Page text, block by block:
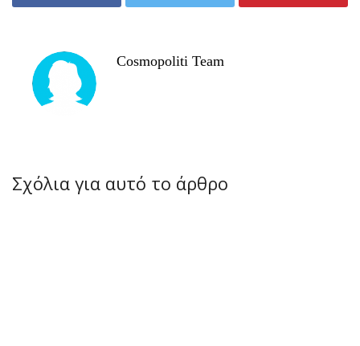
Cosmopoliti Team
Σχόλια για αυτό το άρθρο